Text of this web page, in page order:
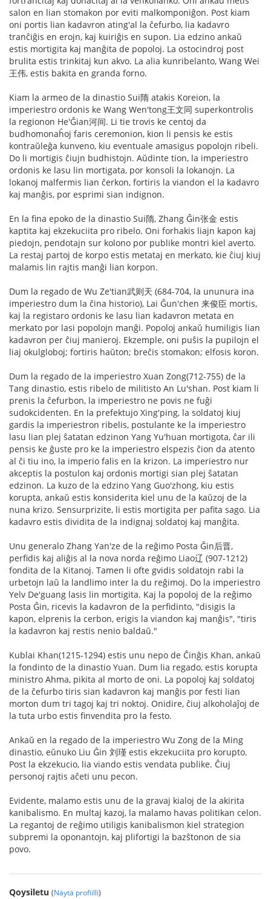
salon en lian stomakon por eviti malkomponiĝon. Post kiam
oni portis lian kadavron ating'al la ĉefurbo, lia kadavro
tranĉiĝis en erojn, kaj kuiriĝis en supon. Lia edzino ankaŭ
estis mortigita kaj manĝita de popoloj. La ostocindroj post
brulita estis trinkitaj kun akvo. La alia kunribelanto, Wang Wei
王伟, estis bakita en granda forno.
Kiam la armeo de la dinastio Sui隋 atakis Koreion, la
imperiestro ordonis ke Wang Wen'tong王文同 superkontrolis
la regionon He'Ĝian河间. Li tie trovis ke centoj da
budhomonaĥoj faris ceremonion, kion li pensis ke estis
kontraŭleĝa kunveno, kiu eventuale amasigus popolojn ribeli.
Do li mortigis ĉiujn budhistojn. Aŭdinte tion, la imperiestro
ordonis ke lasu lin mortigata, por konsoli la lokanojn. La
lokanoj malfermis lian ĉerkon, fortiris la viandon el la kadavro
kaj manĝis, por esprimi sian indignon.
En la fina epoko de la dinastio Sui隋, Zhang Ĝin张金 estis
kaptita kaj ekzekuciita pro ribelo. Oni forhakis liajn kapon kaj
piedojn, pendotajn sur kolono por publike montri kiel averto.
La restaj partoj de korpo estis metataj en merkato, kie ĉiuj kiuj
malamis lin rajtis manĝi lian korpon.
Dum la regado de Wu Ze'tian武则天 (684-704, la ununura ina
imperiestro dum la ĉina historio), Lai Ĝun'chen 来俊臣 mortis,
kaj la registaro ordonis ke lasu lian kadavron metata en
merkato por lasi popolojn manĝi. Popoloj ankaŭ humiligis lian
kadavron per ĉiuj manieroj. Ekzemple, oni puŝis la pupilojn el
liaj okulgloboj; fortiris haŭton; breĉis stomakon; elfosis koron.
Dum la regado de la imperiestro Xuan Zong(712-755) de la
Tang dinastio, estis ribelo de militisto An Lu'shan. Post kiam li
prenis la ĉefurbon, la imperiestro ne povis ne fuĝi
sudokcidenten. En la prefektujo Xing'ping, la soldatoj kiuj
gardis la imperiestron ribelis, postulante ke la imperiestro
lasu lian plej ŝatatan edzinon Yang Yu'huan mortigota, ĉar ili
pensis ke ĝuste pro ke la imperiestro elspezis ĉion da atento
al ĉi tiu ino, la imperio falis en la krizon. La imperiestro nur
akceptis la postulon kaj ordonis mortigi sian plej ŝatatan
edzinon. La kuzo de la edzino Yang Guo'zhong, kiu estis
korupta, ankaŭ estis konsiderita kiel unu de la kaŭzoj de la
nuna krizo. Sensurprizite, li estis mortigita per pafita sago. Lia
kadavro estis dividita de la indignaj soldatoj kaj manĝita.
Unu generalo Zhang Yan'ze de la reĝimo Posta Ĝin后晋,
perfidis kaj aliĝis al la nova norda reĝimo Liao辽 (907-1212)
fondita de la Kitanoj. Tamen li ofte gvidis soldatojn rabi la
urbetojn laŭ la landlimo inter la du reĝimoj. Do la imperiestro
Yelv De'guang lasis lin mortigita. Kaj la popoloj de la reĝimo
Posta Ĝin, ricevis la kadavron de la perfidinto, "disigis la
kapon, elprenis la cerbon, erigis la viandon kaj manĝis", "tiris
la kadavron kaj restis nenio baldaŭ."
Kublai Khan(1215-1294) estis unu nepo de Ĉinĝis Khan, ankaŭ
la fondinto de la dinastio Yuan. Dum lia regado, estis korupta
ministro Ahma, pikita al morto de oni. La popoloj kaj soldatoj
de la ĉefurbo tiris sian kadavron kaj manĝis por festi lian
morton dum tri tagoj kaj tri noktoj. Onidire, ĉiuj alkoholaĵoj de
la tuta urbo estis finvendita pro la festo.
Ankaŭ en la regado de la imperiestro Wu Zong de la Ming
dinastio, eŭnuko Liu Ĝin 刘瑾 estis ekzekuciita pro korupto.
Post la ekzekucio, lia viando estis vendata publike. Ĉiuj
personoj rajtis aĉeti unu pecon.
Evidente, malamo estis unu de la gravaj kialoj de la akirita
kanibalismo. En multaj kazoj, la malamo havas politikan celon.
La regantoj de reĝimo utiligis kanibalismon kiel strategion
subpremi la oponantojn, kaj plifortigi la bazŝtonon de sia
povo.
Qoysiletu (Näytä profiilli)